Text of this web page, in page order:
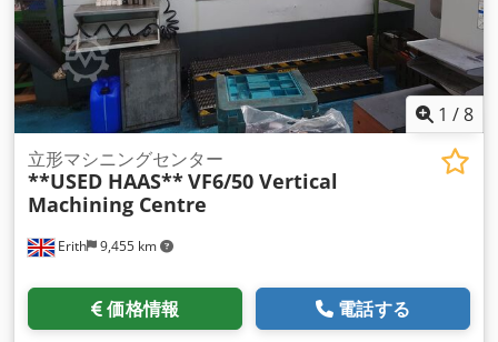
1 /8
Erith 9,455 km
立形マシニングセンター
**USED HAAS**VF6/50 Vertical
Machining Centre
価格情報 電話する